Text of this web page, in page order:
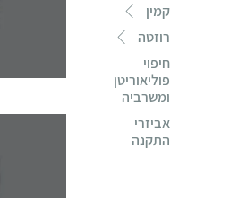
קמין
רוזטה
חיפוי
פוליאוריטן
ומשרביה
אביזרי
התקנה